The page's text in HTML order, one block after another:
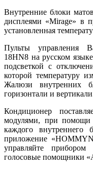
Внутренние блоки
дисплеями «Mirage» в
установленная
Пульты управления
18HN8 на русском
подсветкой с
которой температуру
Жалюзи внутренних
горизонтали и
Кондиционер
модулями, при помощи
каждого внутреннего
приложение
управляйте
голосовые помощники